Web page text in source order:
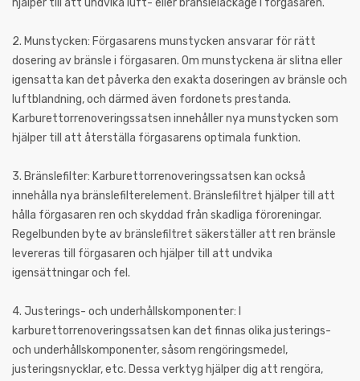
hjälper till att undvika luft- eller bränsleläckage i förgasaren.
2. Munstycken: Förgasarens munstycken ansvarar för rätt
dosering av bränsle i förgasaren. Om munstyckena är slitna eller
igensatta kan det påverka den exakta doseringen av bränsle och
luftblandning, och därmed även fordonets prestanda.
Karburettorrenoveringssatsen innehåller nya munstycken som
hjälper till att återställa förgasarens optimala funktion.
3. Bränslefilter: Karburettorrenoveringssatsen kan också
innehålla nya bränslefilterelement. Bränslefiltret hjälper till att
hålla förgasaren ren och skyddad från skadliga föroreningar.
Regelbunden byte av bränslefiltret säkerställer att ren bränsle
levereras till förgasaren och hjälper till att undvika
igensättningar och fel.
4. Justerings- och underhållskomponenter: I
karburettorrenoveringssatsen kan det finnas olika justerings-
och underhållskomponenter, såsom rengöringsmedel,
justeringsnycklar, etc. Dessa verktyg hjälper dig att rengöra,